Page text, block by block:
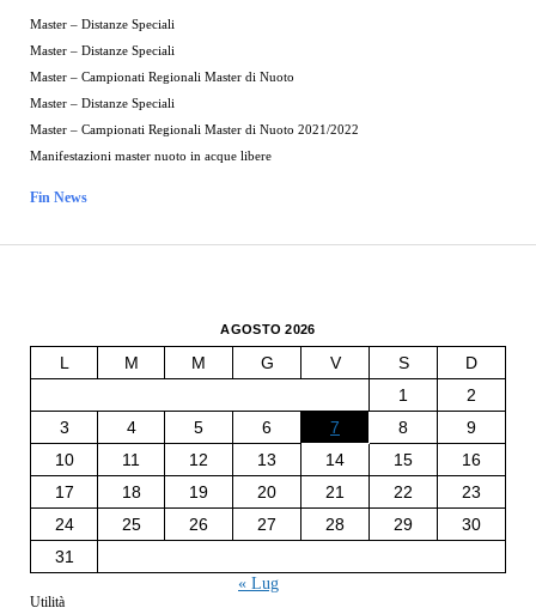
Master – Distanze Speciali
Master – Distanze Speciali
Master – Campionati Regionali Master di Nuoto
Master – Distanze Speciali
Master – Campionati Regionali Master di Nuoto 2021/2022
Manifestazioni master nuoto in acque libere
Fin News
AGOSTO 2026
L M M G V S
D
1
2
3
4 5 6 7 8
9
10
11 12 13 14 15
16
17
18 19 20 21 22
23
24
25 26 27 28 29
30
31
« Lug
Utilità